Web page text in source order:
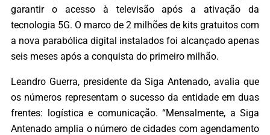
garantir o acesso à televisão após a ativação da
tecnologia 5G. O marco de 2 milhões de kits gratuitos com
a nova parabólica digital instalados foi alcançado apenas
seis meses após a conquista do primeiro milhão.
Leandro Guerra, presidente da Siga Antenado, avalia que
os números representam o sucesso da entidade em duas
frentes: logística e comunicação. “Mensalmente, a Siga
Antenado amplia o número de cidades com agendamento